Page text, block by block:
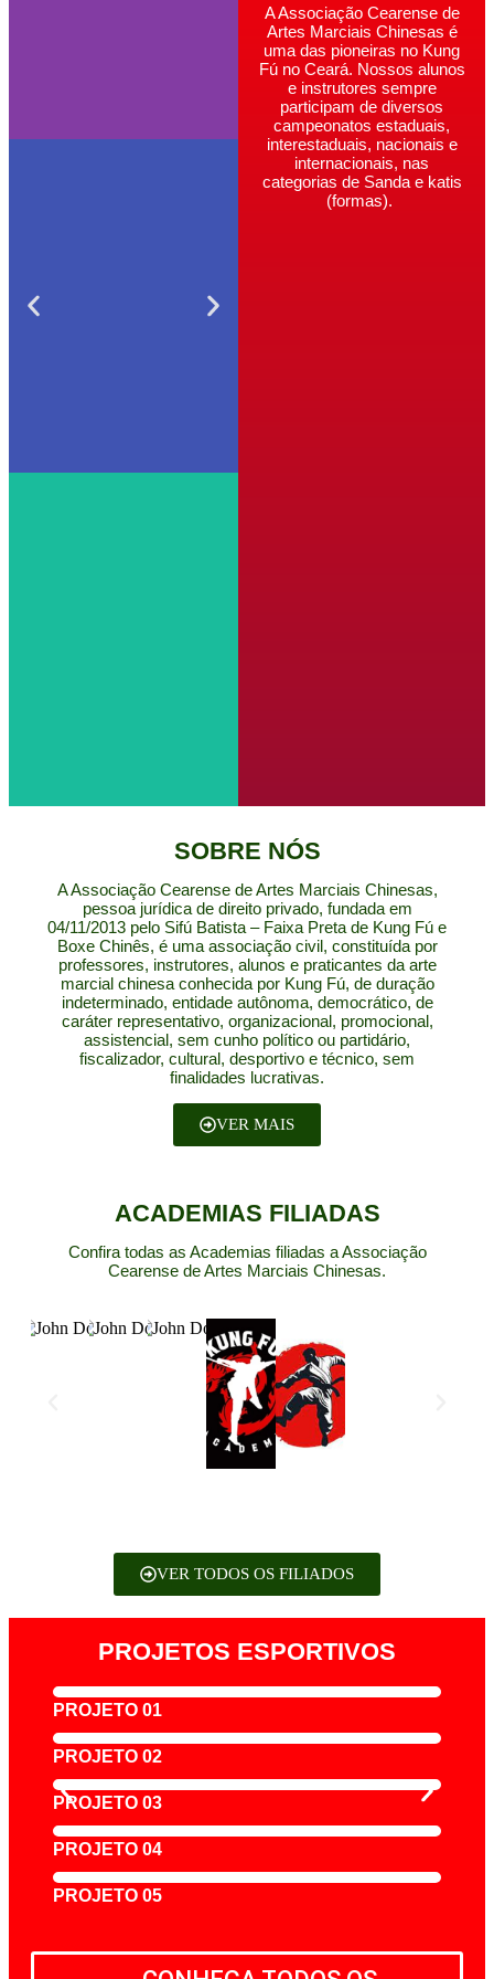
A Associação Cearense de
Artes Marciais Chinesas é
uma das pioneiras no Kung
Fú no Ceará. Nossos alunos
e instrutores sempre
participam de diversos
campeonatos estaduais,
interestaduais, nacionais e
internacionais, nas
categorias de Sanda e katis
(formas).
SOBRE NÓS
A Associação Cearense de Artes Marciais Chinesas,
pessoa jurídica de direito privado, fundada em
04/11/2013 pelo Sifú Batista – Faixa Preta de Kung Fú e
Boxe Chinês, é uma associação civil, constituída por
professores, instrutores, alunos e praticantes da arte
marcial chinesa conhecida por Kung Fú, de duração
indeterminado, entidade autônoma, democrático, de
caráter representativo, organizacional, promocional,
assistencial, sem cunho político ou partidário,
fiscalizador, cultural, desportivo e técnico, sem
finalidades lucrativas.
VER MAIS
ACADEMIAS FILIADAS
Confira todas as Academias filiadas a Associação
Cearense de Artes Marciais Chinesas.
VER TODOS OS FILIADOS
PROJETOS ESPORTIVOS
PROJETO 01
PROJETO 02
PROJETO 03
PROJETO 04
PROJETO 05